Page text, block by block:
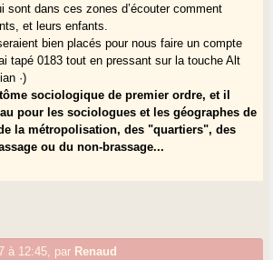
sont dans ces zones d’écouter comment
et leurs enfants.
bien placés pour nous faire un compte
tapé 0183 tout en pressant sur la touche Alt
·)
sociologique de premier ordre, et il
pour les sociologues et les géographes de
la métropolisation, des "quartiers", des
ou du non-brassage...
à 12:45 par Renaud